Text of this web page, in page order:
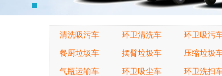
清洗吸污车 环卫清洗车 环卫吸污
餐厨垃圾车 摆臂垃圾车 压缩垃圾
气瓶运输车 环卫吸尘车 环卫洗扫